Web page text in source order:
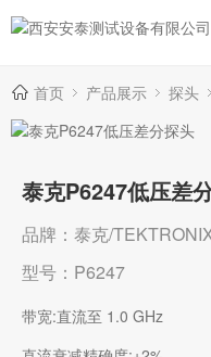
首页 产品展示 探头
泰克P6247低压差
品牌：泰克/
型号：P6247
带宽:直流至 1.0 GHz